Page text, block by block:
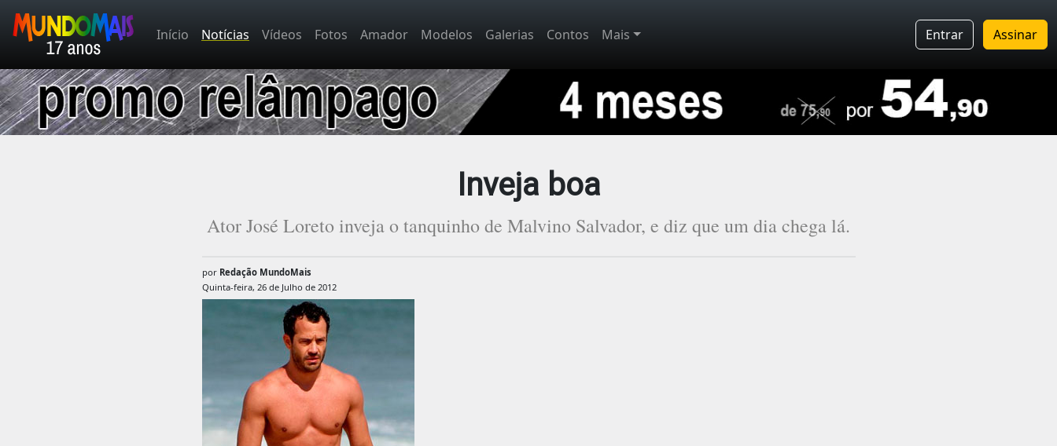
Início Notícias Vídeos Fotos Amador Modelos Galerias Contos Mais Entrar Assinar
Inveja boa
Ator José Loreto inveja o tanquinho de Malvino Salvador, e diz que um dia chega lá.
por Redação MundoMais
Quinta-feira, 26 de Julho de 2012